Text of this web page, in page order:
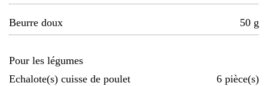
Beurre doux 50 g
Pour les légumes
Echalote(s) cuisse de poulet
6 pièce(s)